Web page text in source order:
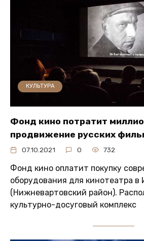
КУЛЬТУРА
Фонд кино потратит
продвижение русских
07.10.2021 0 732
Фонд кино оплатит покупку
оборудования для кинотеатра в
(Нижневартовский район).
культурно-досуговый комплекс